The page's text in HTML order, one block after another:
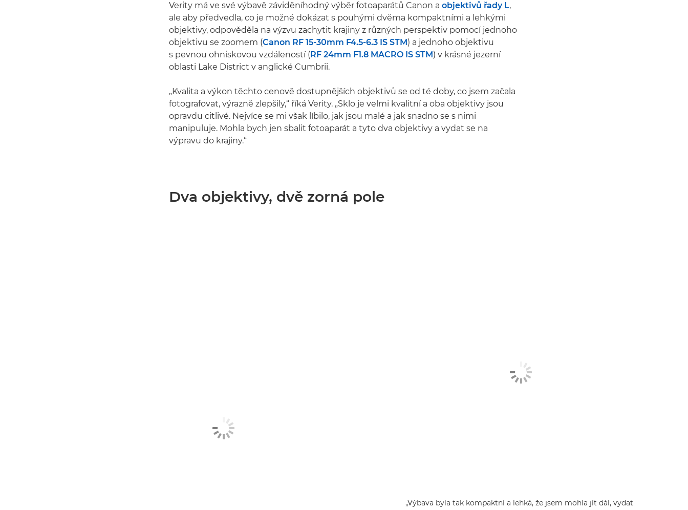
Verity má ve své výbavě záviděníhodný výběr fotoaparátů Canon a objektivů řady L,
ale aby předvedla, co je možné dokázat s pouhými dvěma kompaktními a lehkými
objektivy, odpověděla na výzvu zachytit krajiny z různých perspektiv pomocí jednoho
objektivu se zoomem (Canon RF 15-30mm F4.5-6.3 IS STM) a jednoho objektivu
s pevnou ohniskovou vzdáleností (RF 24mm F1.8 MACRO IS STM) v krásné jezerní
oblasti Lake District v anglické Cumbrii.
„Kvalita a výkon těchto cenově dostupnějších objektivů se od té doby, co jsem začala
fotografovat, výrazně zlepšily,“ říká Verity. „Sklo je velmi kvalitní a oba objektivy jsou
opravdu citlivé. Nejvíce se mi však líbilo, jak jsou malé a jak snadno se s nimi
manipuluje. Mohla bych jen sbalit fotoaparát a tyto dva objektivy a vydat se na
výpravu do krajiny.“
Dva objektivy, dvě zorná pole
„Výbava byla tak kompaktní a lehká, že jsem mohla jít dál, vydat